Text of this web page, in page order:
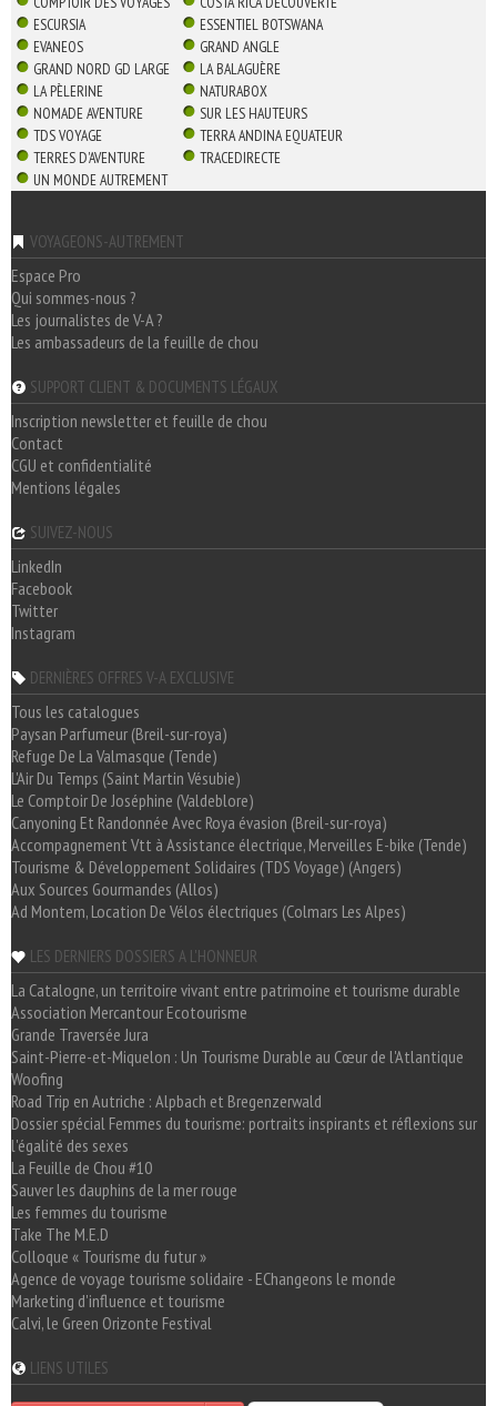
ESCURSIA
ESSENTIEL BOTSWANA
EVANEOS
GRAND ANGLE
GRAND NORD GD LARGE
LA BALAGUÈRE
LA PÈLERINE
NATURABOX
NOMADE AVENTURE
SUR LES HAUTEURS
TDS VOYAGE
TERRA ANDINA EQUATEUR
TERRES D'AVENTURE
TRACEDIRECTE
UN MONDE AUTREMENT
VOYAGEONS-AUTREMENT
Espace Pro
Qui sommes-nous ?
Les journalistes de V-A ?
Les ambassadeurs de la feuille de chou
SUPPORT CLIENT & DOCUMENTS LÉGAUX
Inscription newsletter et feuille de chou
Contact
CGU et confidentialité
Mentions légales
SUIVEZ-NOUS
LinkedIn
Facebook
Twitter
Instagram
DERNIÈRES OFFRES V-A EXCLUSIVE
Tous les catalogues
Paysan Parfumeur (Breil-sur-roya)
Refuge De La Valmasque (Tende)
L'Air Du Temps (Saint Martin Vésubie)
Le Comptoir De Joséphine (Valdeblore)
Canyoning Et Randonnée Avec Roya évasion (Breil-sur-roya)
Accompagnement Vtt à Assistance électrique, Merveilles E-bike (Tende)
Tourisme & Développement Solidaires (TDS Voyage) (Angers)
Aux Sources Gourmandes (Allos)
Ad Montem, Location De Vélos électriques (Colmars Les Alpes)
LES DERNIERS DOSSIERS A L'HONNEUR
La Catalogne, un territoire vivant entre patrimoine et tourisme durable
Association Mercantour Ecotourisme
Grande Traversée Jura
Saint-Pierre-et-Miquelon : Un Tourisme Durable au Cœur de l'Atlantique
Woofing
Road Trip en Autriche : Alpbach et Bregenzerwald
Dossier spécial Femmes du tourisme: portraits inspirants et réflexions sur
l'égalité des sexes
La Feuille de Chou #10
Sauver les dauphins de la mer rouge
Les femmes du tourisme
Take The M.E.D
Colloque « Tourisme du futur »
Agence de voyage tourisme solidaire - EChangeons le monde
Marketing d'influence et tourisme
Calvi, le Green Orizonte Festival
LIENS UTILES